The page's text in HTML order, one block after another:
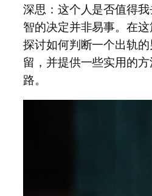
深思：这个人是否值得
智的决定并非易事。在
探讨如何判断一个出轨
留，并提供一些实用的
路。